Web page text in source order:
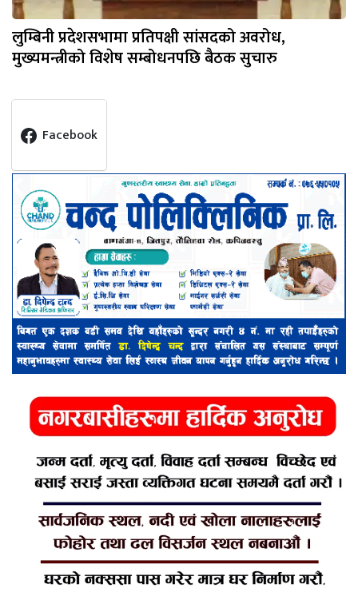
लुम्बिनी प्रदेशसभामा प्रतिपक्षी सांसदको अवरोध,
मुख्यमन्त्रीको विशेष सम्बोधनपछि बैठक सुचारु
Facebook